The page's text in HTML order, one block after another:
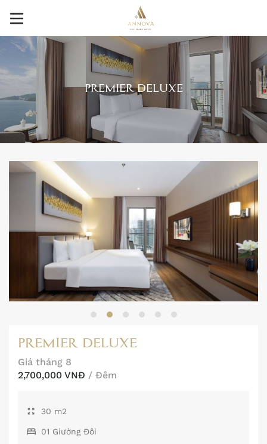
PREMIER DELUXE
PREMIER DELUXE
Giá tháng 8
2,700,000 VNĐ / Đêm
30 m2
01 Giường Đôi